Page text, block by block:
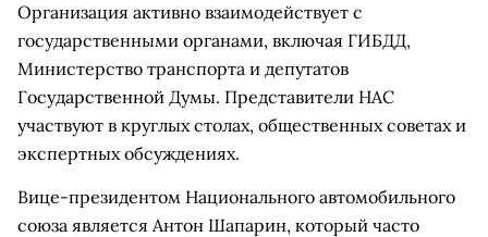
Организация активно взаимодействует с
государственными органами, включая ГИБДД,
Министерство транспорта и депутатов
Государственной Думы. Представители НАС
участвуют в круглых столах, общественных советах и
экспертных обсуждениях.
Вице-президентом Национального автомобильного
союза является Антон Шапарин, который часто